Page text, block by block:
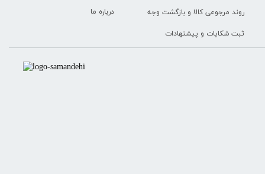
روند مرجوعی کالا و بازگشت وجه
ثبت شکایات و پیشنهادات
درباره ما